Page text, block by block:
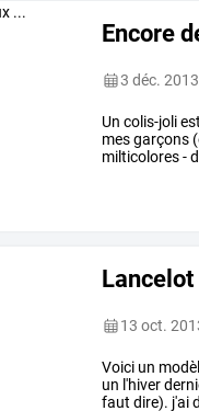
Encore
3 déc. 2013
Un colis-joliest
mesgarçons
milticolores-
Lancelot
13 oct.
Voici un
un l'hiver
faut dire). j'ai